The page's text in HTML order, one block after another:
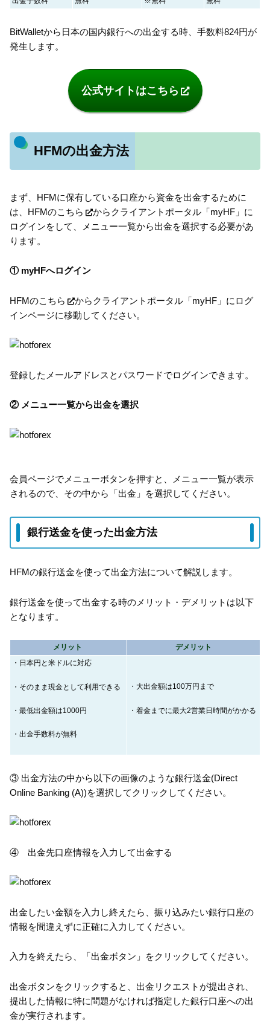
BitWalletから日本の国内銀行への出金する時、手数料824円が
発生します。
公式サイトはこちら
HFMの出金方法
まず、HFMに保有している口座から資金を出金するために
は、HFMのこちら
からクライアントポータル「myHF」に
ログインをして、メニュー一覧から出金を選択する必要があ
ります。
① myHFへログイン
HFMのこちら
からクライアントポータル「myHF」にログ
インページに移動してください。
登録したメールアドレスとパスワードでログインできます。
② メニュー一覧から出金を選択
会員ページでメニューボタンを押すと、メニュー一覧が表示
されるので、その中から「出金」を選択してください。
銀行送金を使った出金方法
HFMの銀行送金を使って出金方法について解説します。
銀行送金を使って出金する時のメリット・デメリットは以下
となります。
メリット
デメリット
・日本円と米ドルに対応
・そのまま現金として利用できる
・最低出金額は1000円
・出金手数料が無料
・大出金額は100万円まで
・着金までに最大2営業日時間がかかる
③ 出金方法の中から以下の画像のような銀行送金(Direct
Online Banking (A))を選択してクリックしてください。
④ 出金先口座情報を入力して出金する
出金したい金額を入力し終えたら、振り込みたい銀行口座の
情報を間違えずに正確に入力してください。
入力を終えたら、「出金ボタン」をクリックしてください。
出金ボタンをクリックすると、出金リクエストが提出され、
提出した情報に特に問題がなければ指定した銀行口座への出
金が実行されます。